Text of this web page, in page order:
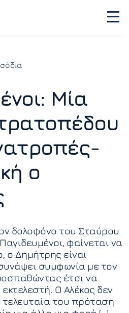
Μία
ο
δολοφόνο του Σταύρου
φαίνεται να
ο Δημήτρης είναι
συμφωνία με τον
έτσι να
Ο Αλέκος δεν
τελευταία του πρόταση